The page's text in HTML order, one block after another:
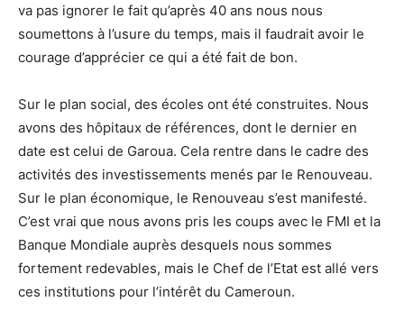
va pas ignorer le fait qu’après 40 ans nous nous
soumettons à l’usure du temps, mais il faudrait avoir le
courage d’apprécier ce qui a été fait de bon.
Sur le plan social, des écoles ont été construites. Nous
avons des hôpitaux de références, dont le dernier en
date est celui de Garoua. Cela rentre dans le cadre des
activités des investissements menés par le Renouveau.
Sur le plan économique, le Renouveau s’est manifesté.
C’est vrai que nous avons pris les coups avec le FMI et la
Banque Mondiale auprès desquels nous sommes
fortement redevables, mais le Chef de l’Etat est allé vers
ces institutions pour l’intérêt du Cameroun.